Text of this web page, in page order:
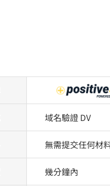
域名驗證 DV
無需提交任何材
幾分鐘內